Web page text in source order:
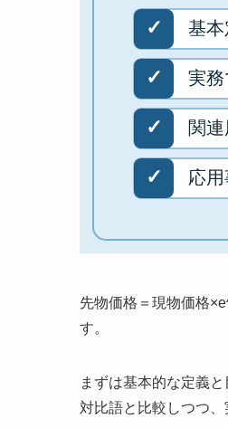
先物価格＝現物価格
す。
まずは基本的な定義
対比語と比較しつつ